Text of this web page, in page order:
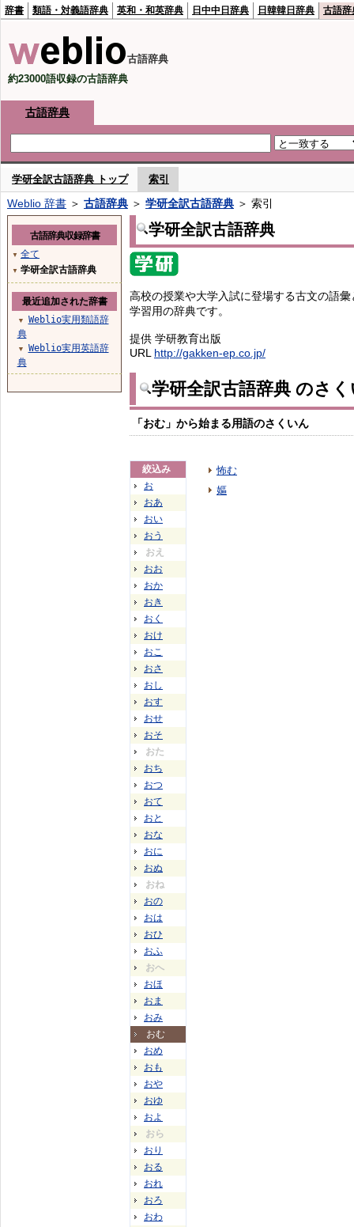
辞書 類語・対義語辞典 英和・和英辞典 日中中日辞典 日韓韓日辞典 古語辞
古語辞典
約23000語収録の古語辞典
古語辞典
学研全訳古語辞典 トップ 索引
Weblio 辞書 ＞ 古語辞典 ＞ 学研全訳古語辞典 ＞ 索引
学研全訳古語辞典
高校の授業や大学入試に登場する古文の語
学習用の辞典です。
提供 学研教育出版
URL http://gakken-ep.co.jp/
学研全訳古語辞典 のさ
「おむ」から始まる用語のさくいん
絞込み
お
おあ
おい
おう
おえ
おお
おか
おき
おく
おけ
おこ
おさ
おし
おす
おせ
おそ
おた
おち
おつ
おて
おと
おな
おに
おぬ
おね
おの
おは
おひ
おふ
おへ
おほ
おま
おみ
おむ
おめ
おも
おや
おゆ
およ
おら
おり
おる
おれ
おろ
おわ
怖む
嫗
古語辞典収録辞書
▼ 全て
▼ 学研全訳古語辞典
最近追加された辞書
▼
Weblio実用類語辞
典
▼
Weblio実用英語辞
典